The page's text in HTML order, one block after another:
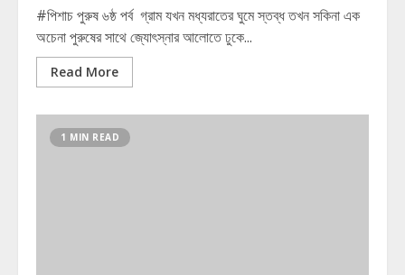
#পিশাচ পুরুষ ৬ষ্ঠ পর্ব গ্রাম যখন মধ্যরাতের ঘুমে স্তব্ধ তখন সকিনা এক
অচেনা পুরুষের সাথে জ্যোৎস্নার আলোতে ঢুকে...
Read More
1 MIN READ